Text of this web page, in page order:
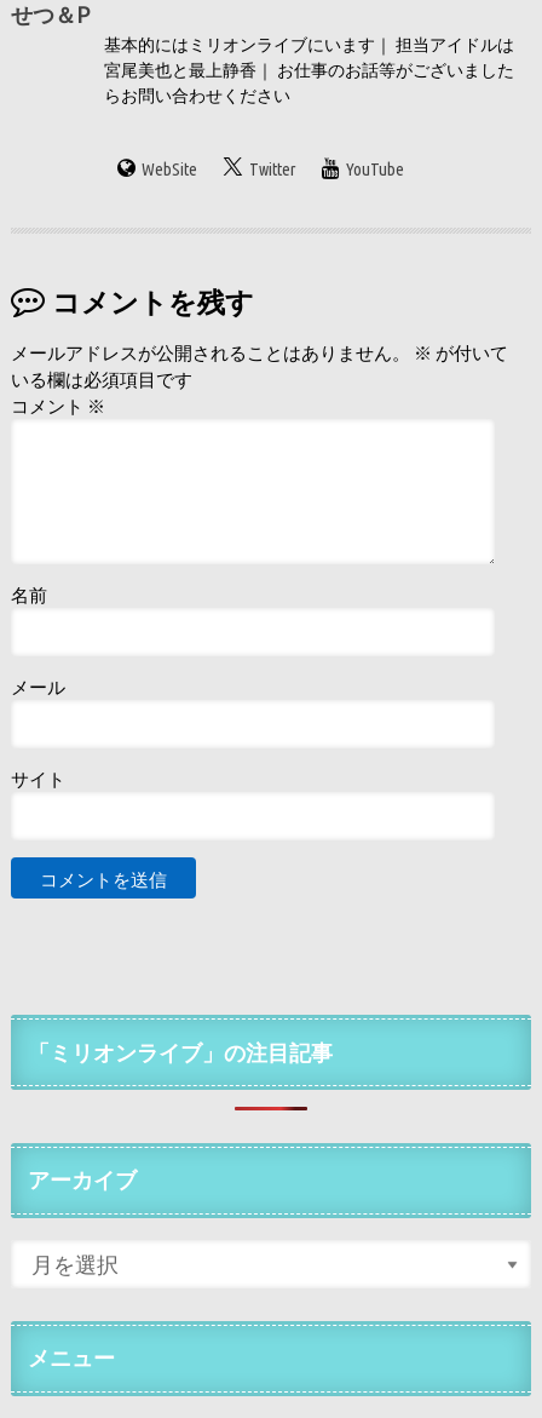
せつ＆P
基本的にはミリオンライブにいます｜ 担当アイドルは
宮尾美也と最上静香｜ お仕事のお話等がございました
らお問い合わせください
WebSite Twitter YouTube
コメントを残す
メールアドレスが公開されることはありません。 ※ が付いて
いる欄は必須項目です
コメント ※
名前
メール
サイト
「ミリオンライブ」の注目記事
アーカイブ
メニュー